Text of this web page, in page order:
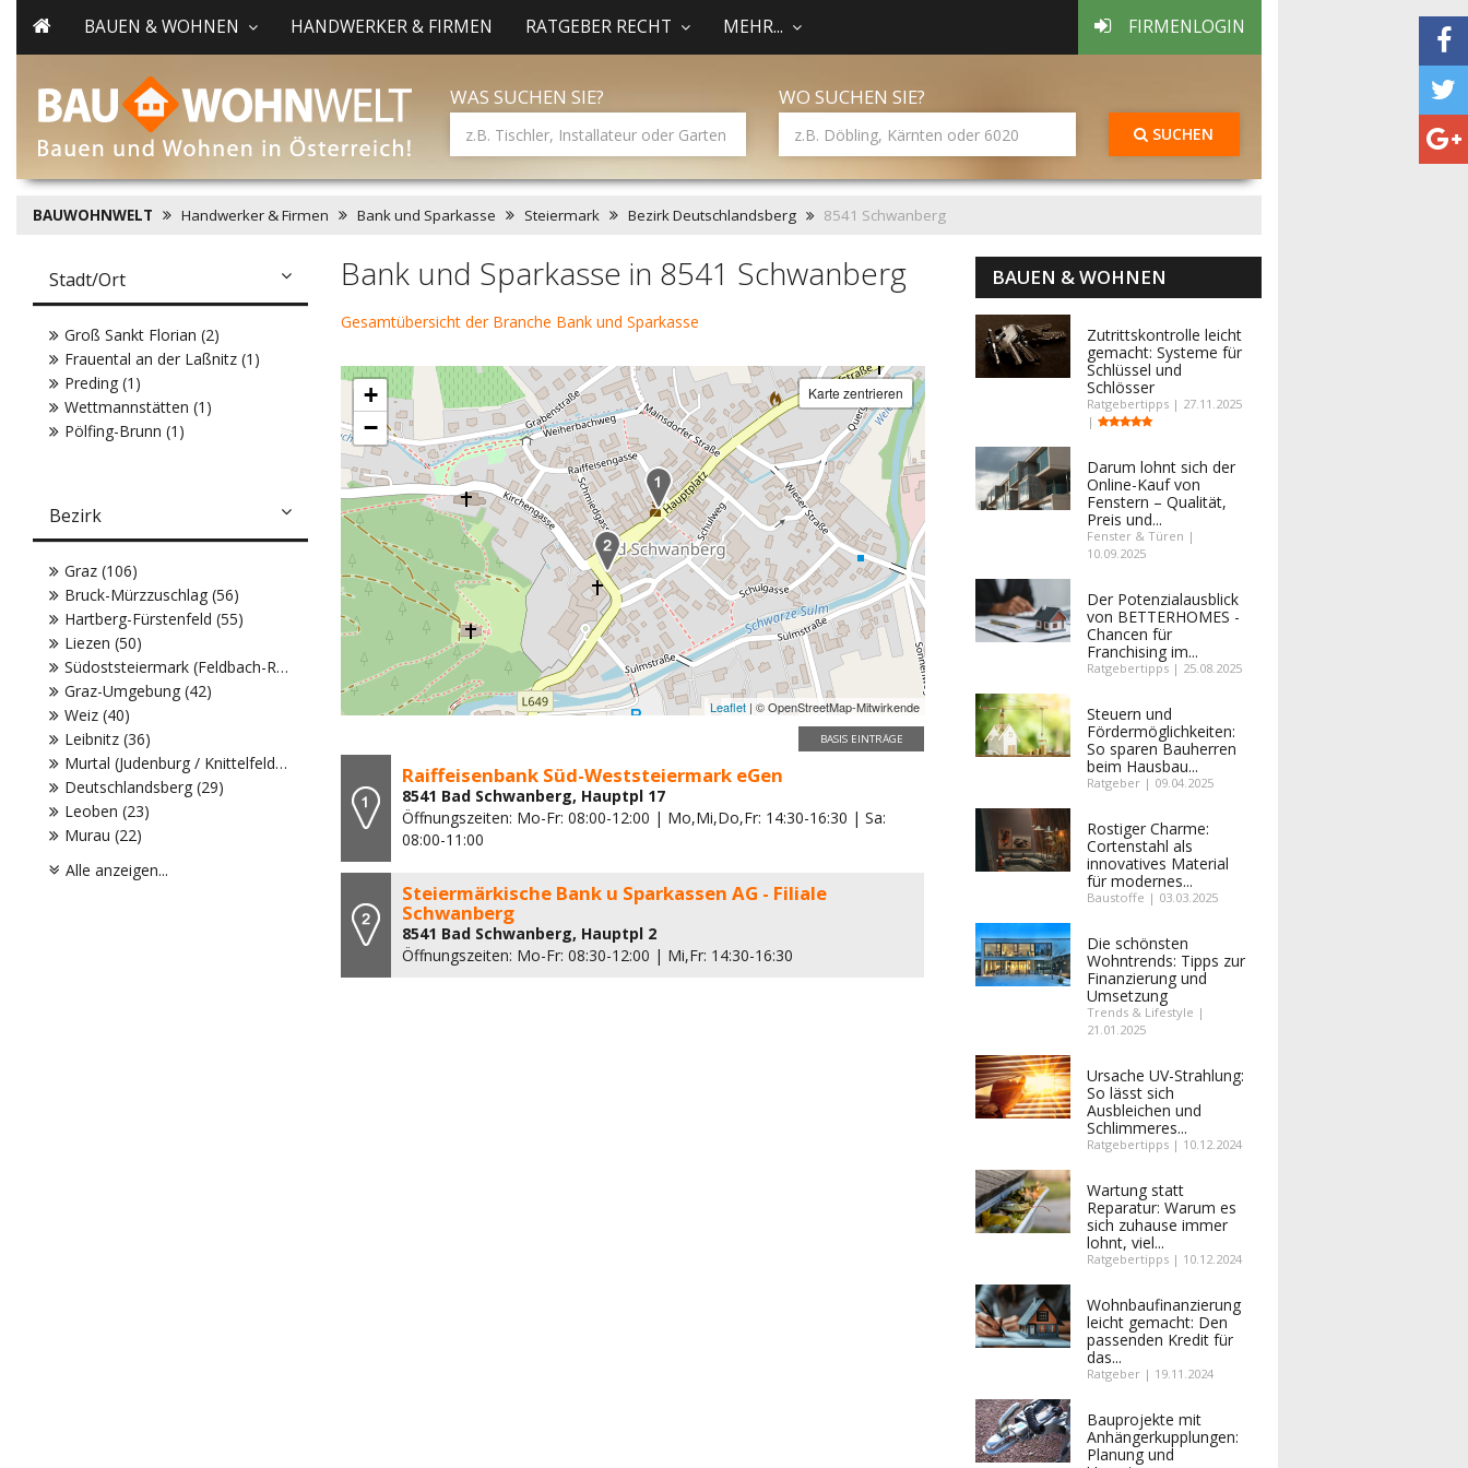
BAUEN & WOHNEN HANDWERKER & FIRMEN RATGEBER RECHT MEHR... FIRMENLOGIN
WAS SUCHEN SIE? WO SUCHEN SIE?
SUCHEN
BAUWOHNWELT Handwerker & Firmen Bank und Sparkasse Steiermark Bezirk Deutschlandsberg 8541 Schwanberg
Bank und Sparkasse in 8541 Schwanberg
Gesamtübersicht der Branche Bank und Sparkasse
+
−
Karte zentrieren
Leaflet | © OpenStreetMap-Mitwirkende
BASIS EINTRÄGE
Raiffeisenbank Süd-Weststeiermark eGen
8541 Bad Schwanberg, Hauptpl 17
Öffnungszeiten: Mo-Fr: 08:00-12:00 | Mo,Mi,Do,Fr: 14:30-16:30 | Sa:
08:00-11:00
Steiermärkische Bank u Sparkassen AG - Filiale
Schwanberg
8541 Bad Schwanberg, Hauptpl 2
Öffnungszeiten: Mo-Fr: 08:30-12:00 | Mi,Fr: 14:30-16:30
Stadt/Ort
Groß Sankt Florian (2)
Frauental an der Laßnitz (1)
Preding (1)
Wettmannstätten (1)
Pölfing-Brunn (1)
Bezirk
Graz (106)
Bruck-Mürzzuschlag (56)
Hartberg-Fürstenfeld (55)
Liezen (50)
Südoststeiermark (Feldbach-Radkersburg) (45)
Graz-Umgebung (42)
Weiz (40)
Leibnitz (36)
Murtal (Judenburg / Knittelfeld) (32)
Deutschlandsberg (29)
Leoben (23)
Murau (22)
Alle anzeigen...
BAUEN & WOHNEN
Zutrittskontrolle leicht
gemacht: Systeme für
Schlüssel und
Schlösser
Ratgebertipps | 27.11.2025
|
Darum lohnt sich der
Online-Kauf von
Fenstern – Qualität,
Preis und...
Fenster & Türen |
10.09.2025
Der Potenzialausblick
von BETTERHOMES -
Chancen für
Franchising im...
Ratgebertipps | 25.08.2025
Steuern und
Fördermöglichkeiten:
So sparen Bauherren
beim Hausbau...
Ratgeber | 09.04.2025
Rostiger Charme:
Cortenstahl als
innovatives Material
für modernes...
Baustoffe | 03.03.2025
Die schönsten
Wohntrends: Tipps zur
Finanzierung und
Umsetzung
Trends & Lifestyle |
21.01.2025
Ursache UV-Strahlung:
So lässt sich
Ausbleichen und
Schlimmeres...
Ratgebertipps | 10.12.2024
Wartung statt
Reparatur: Warum es
sich zuhause immer
lohnt, viel...
Ratgebertipps | 10.12.2024
Wohnbaufinanzierung
leicht gemacht: Den
passenden Kredit für
das...
Ratgeber | 19.11.2024
Bauprojekte mit
Anhängerkupplungen:
Planung und